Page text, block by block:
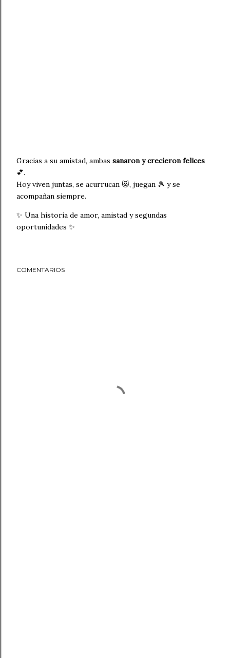
Gracias a su amistad, ambas sanaron y crecieron felices
💕.
Hoy viven juntas, se acurrucan 😻, juegan 🎾 y se
acompañan siempre.
✨ Una historia de amor, amistad y segundas
oportunidades ✨
COMENTARIOS